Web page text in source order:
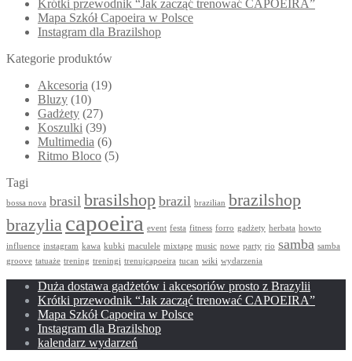
Krótki przewodnik “Jak zacząć trenować CAPOEIRA”
Mapa Szkół Capoeira w Polsce
Instagram dla Brazilshop
Kategorie produktów
Akcesoria (19)
Bluzy (10)
Gadżety (27)
Koszulki (39)
Multimedia (6)
Ritmo Bloco (5)
Tagi
bossa nova brasil brasilshop brazil brazilian brazilshop
brazylia capoeira event festa fitness forro gadżety herbata howto
influence instagram kawa kubki maculele mixtape music nowe party rio samba samba
groove tatuaże trening treningi trenujcapoeira tucan wiki wydarzenia
Duża dostawa gadżetów i akcesoriów prosto z Brazylii
Krótki przewodnik “Jak zacząć trenować CAPOEIRA”
Mapa Szkół Capoeira w Polsce
Instagram dla Brazilshop
kalendarz wydarzeń